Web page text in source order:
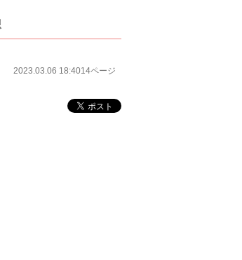
2023.03.06 18:4014ページ